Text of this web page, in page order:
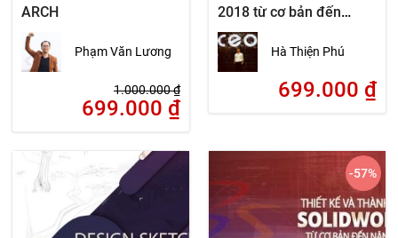
ARCH
Phạm Văn Lương
1.000.000₫
699.000 ₫
2018 từ cơ bản đến
nâng cao
Hà Thiện Phú
699.000 ₫
-57%